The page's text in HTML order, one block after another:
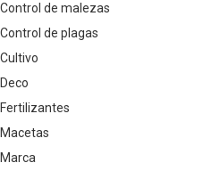
Control de malezas
Control de plagas
Cultivo
Deco
Fertilizantes
Macetas
Marca